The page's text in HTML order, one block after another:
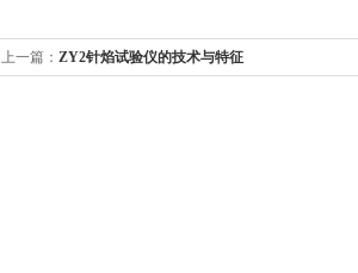
上一篇： ZY2针焰试验仪的技术与特征